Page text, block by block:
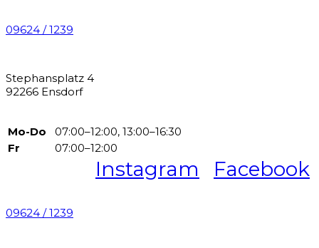
09624 / 1239
Stephansplatz 4
92266 Ensdorf
Mo-Do
07:00–12:00, 13:00–16:30
Fr
07:00–12:00
Instagram Facebook
09624 / 1239